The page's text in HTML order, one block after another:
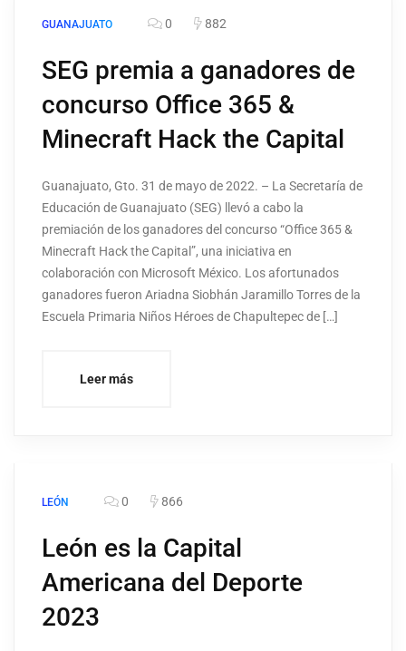
GUANAJUATO 0 882
SEG premia a ganadores de
concurso Office 365 &
Minecraft Hack the Capital
Guanajuato, Gto. 31 de mayo de 2022. – La Secretaría de
Educación de Guanajuato (SEG) llevó a cabo la
premiación de los ganadores del concurso “Office 365 &
Minecraft Hack the Capital”, una iniciativa en
colaboración con Microsoft México. Los afortunados
ganadores fueron Ariadna Siobhán Jaramillo Torres de la
Escuela Primaria Niños Héroes de Chapultepec de […]
Leer más
LEÓN 0 866
León es la Capital
Americana del Deporte
2023